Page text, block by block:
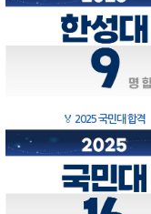
🏅 2025 국민대 합격